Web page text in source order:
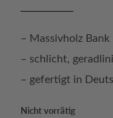
– Massivholz Bank
– schlicht,
– gefertigt in
Nicht vorrätig